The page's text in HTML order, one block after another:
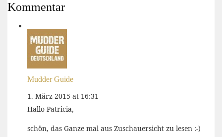
Kommentar
Mudder Guide
1. März 2015 at 16:31
Hallo Patricia,
schön, das Ganze mal aus Zuschauersicht zu lesen :-)